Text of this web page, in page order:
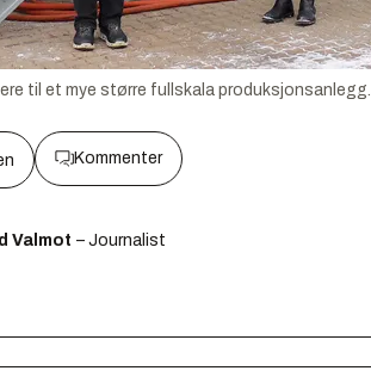
til et mye større fullskala produksjonsanlegg.
Kommenter
Valmot – Journalist